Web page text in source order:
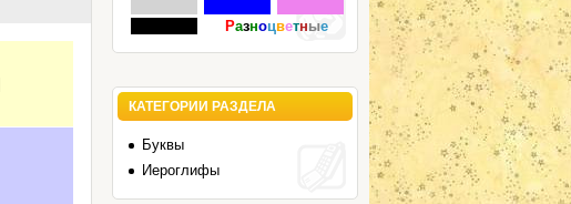
Разноцветные
КАТЕГОРИИ РАЗДЕЛА
Буквы
Иероглифы